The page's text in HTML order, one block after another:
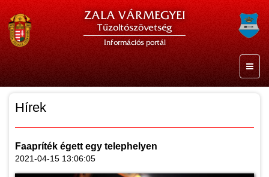
ZALA VÁRMEGYEI
Tűzoltószövetség
Információs portál
Hírek
Faapríték égett egy telephelyen
2021-04-15 13:06:05